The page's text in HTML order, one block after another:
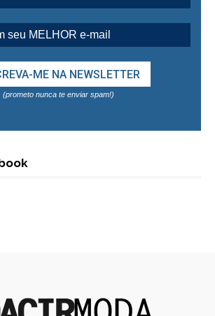
(prometo nunca te enviar spam!)